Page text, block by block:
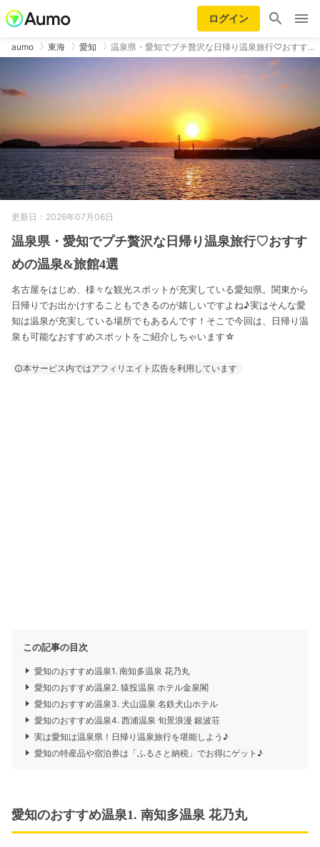
ログイン
aumo 東海 愛知 温泉県・愛知でプチ贅沢な日帰り温泉旅行♡おすす…
更新日：2026年07月06日
温泉県・愛知でプチ贅沢な日帰り温泉旅行♡おすす
めの温泉&旅館4選
名古屋をはじめ、様々な観光スポットが充実している愛知県。関東から
日帰りでお出かけすることもできるのが嬉しいですよね♪実はそんな愛
知は温泉が充実している場所でもあるんです！そこで今回は、日帰り温
泉も可能なおすすめスポットをご紹介しちゃいます☆
本サービス内ではアフィリエイト広告を利用しています
この記事の目次
愛知のおすすめ温泉1. 南知多温泉 花乃丸
愛知のおすすめ温泉2. 猿投温泉 ホテル金泉閣
愛知のおすすめ温泉3. 犬山温泉 名鉄犬山ホテル
愛知のおすすめ温泉4. 西浦温泉 旬景浪漫 銀波荘
実は愛知は温泉県！日帰り温泉旅行を堪能しよう♪
愛知の特産品や宿泊券は「ふるさと納税」でお得にゲット♪
愛知のおすすめ温泉1. 南知多温泉 花乃丸